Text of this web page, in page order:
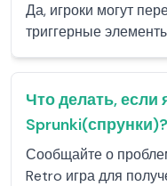
Да, игроки могут
триггерные
Что делать,
Sprunki(спрунки)?
Сообщайте о
Retro игра для